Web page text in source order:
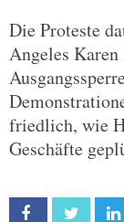
Die Proteste
Angeles Karen
friedlich, wie
Geschäfte
Facebook Twitter